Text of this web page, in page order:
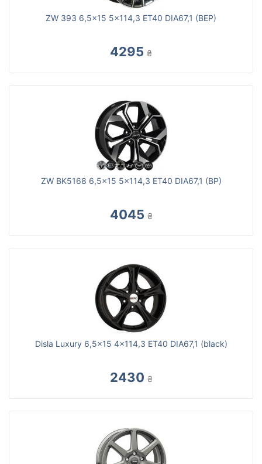
ZW 393 6,5x15 5x114,3 ET40 DIA67,1 (BEP)
4295 ₴
ZW BK5168 6,5x15 5x114,3 ET40 DIA67,1 (BP)
4045 ₴
Disla Luxury 6,5x15 4x114,3 ET40 DIA67,1 (black)
2430 ₴